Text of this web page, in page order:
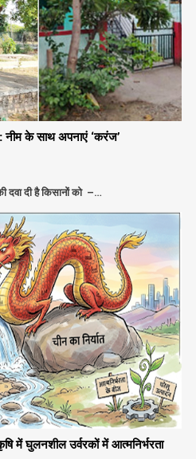
के साथ अपनाएं ‘करंज’
दवा दी है किसानों को –…
में घुलनशील उर्वरकों में आत्मनिर्भरता